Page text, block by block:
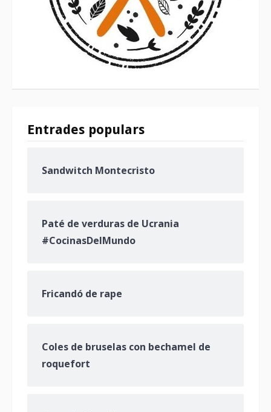
Entrades populars
Sandwitch Montecristo
Paté de verduras de Ucrania
#CocinasDelMundo
Fricandó de rape
Coles de bruselas con bechamel de
roquefort